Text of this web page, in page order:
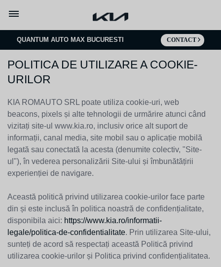
QUANTUM AUTO MAX BUCURESTI CONTACT
POLITICA DE UTILIZARE A COOKIE-
URILOR
KIA ROMAUTO SRL poate utiliza cookie-uri, web
beacons, pixels și alte tehnologii de urmărire atunci când
vizitați site-ul www.kia.ro, inclusiv orice alt suport de
informații, canal media, site mobil sau o aplicație mobilă
legată sau conectată la acesta (denumite colectiv, "Site-
ul"), în vederea personalizării Site-ului și îmbunătățirii
experienției de navigare.
Această politică privind utilizarea cookie-urilor face parte
din și este inclusă în politica noastră de confidențialitate,
disponibila aici: https://www.kia.ro/informatii-
legale/politica-de-confidentialitate. Prin utilizarea Site-ului,
sunteți de acord să respectați această Politică privind
utilizarea cookie-urilor și Politica privind confidențialitatea.